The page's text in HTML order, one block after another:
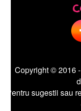
Copyright © 2016 -
sugestii sau